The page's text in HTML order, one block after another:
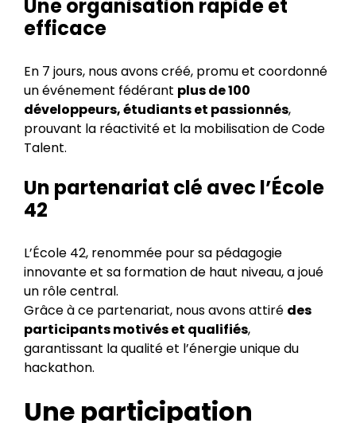
Une organisation rapide et
efficace
En 7 jours, nous avons créé, promu et coordonné
un événement fédérant plus de 100
développeurs, étudiants et passionnés,
prouvant la réactivité et la mobilisation de Code
Talent.
Un partenariat clé avec l’École
42
L’École 42, renommée pour sa pédagogie
innovante et sa formation de haut niveau, a joué
un rôle central.
Grâce à ce partenariat, nous avons attiré des
participants motivés et qualifiés,
garantissant la qualité et l’énergie unique du
hackathon.
Une participation